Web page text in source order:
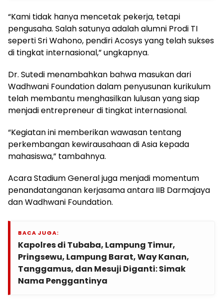
“Kami tidak hanya mencetak pekerja, tetapi
pengusaha. Salah satunya adalah alumni Prodi TI
seperti Sri Wahono, pendiri Acosys yang telah sukses
di tingkat internasional,” ungkapnya.
Dr. Sutedi menambahkan bahwa masukan dari
Wadhwani Foundation dalam penyusunan kurikulum
telah membantu menghasilkan lulusan yang siap
menjadi entrepreneur di tingkat internasional.
“Kegiatan ini memberikan wawasan tentang
perkembangan kewirausahaan di Asia kepada
mahasiswa,” tambahnya.
Acara Stadium General juga menjadi momentum
penandatanganan kerjasama antara IIB Darmajaya
dan Wadhwani Foundation.
BACA JUGA:
Kapolres di Tubaba, Lampung Timur,
Pringsewu, Lampung Barat, Way Kanan,
Tanggamus, dan Mesuji Diganti: Simak
Nama Penggantinya